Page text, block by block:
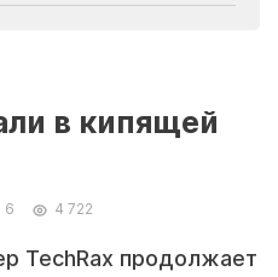
в кипящей
6 4 722
TechRax продолжает